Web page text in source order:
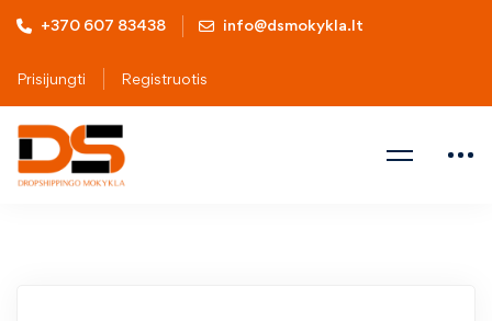
+370 607 83438 info@dsmokykla.lt
Prisijungti Registruotis